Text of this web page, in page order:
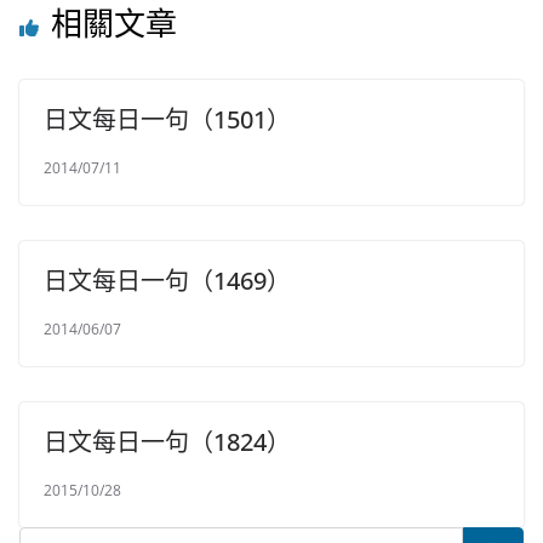
相關文章
日文每日一句（1501）
2014/07/11
日文每日一句（1469）
2014/06/07
日文每日一句（1824）
2015/10/28